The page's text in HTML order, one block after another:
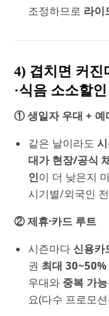
조정하므로 라이
4) 겹치면 커진
·식음 소소할인
① 생일자 우대 + 예
같은 날이라도
대가 현장/공식
인이 더 낮은지
시기별/외국인
② 제휴·카드 루트
시즌마다 신용카
권 최대
우대와 중복 가
요(다수 프로모